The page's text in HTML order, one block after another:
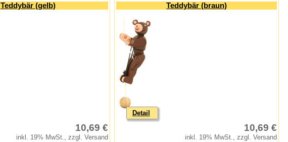
Teddybär (gelb)
10,69 €
inkl. 19% MwSt., zzgl. Versand
Teddybär (braun)
Detail
10,69 €
inkl. 19% MwSt., zzgl. Versand